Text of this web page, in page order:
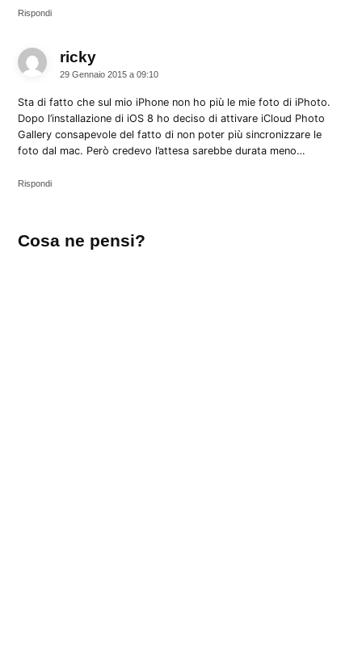
Rispondi
rickydice:
29 Gennaio 2015 a 09:10
Sta di fatto che sul mio iPhone non ho più le mie foto di iPhoto.
Dopo l’installazione di iOS 8 ho deciso di attivare iCloud Photo
Gallery consapevole del fatto di non poter più sincronizzare le
foto dal mac. Però credevo l’attesa sarebbe durata meno…
Rispondi
un
Cosa ne pensi?